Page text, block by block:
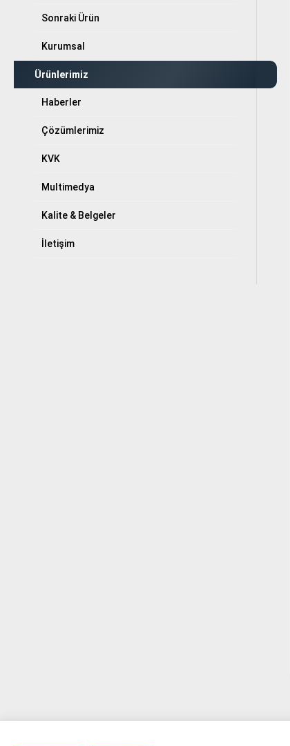
İletişim
Tüm hakkı saklıdır. Sitemizde kullanılan tüm içerik ve görseller
SAmurtek Otomasyon’a ait olup izinsiz kullanımı hukuki yaptırıma
Sonraki Ürün
Kurumsal
Ürünlerimiz
Haberler
Çözümlerimiz
KVK
Multimedya
Kalite & Belgeler
İletişim